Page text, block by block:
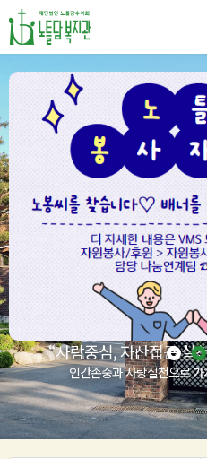
“사람중심, 자산접근 실
인간존중과 사랑실천으로